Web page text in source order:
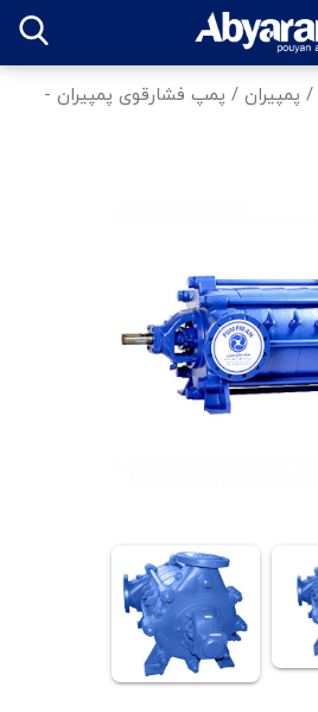
/ پمپیران / پمپ فشارقوی پمپیران -